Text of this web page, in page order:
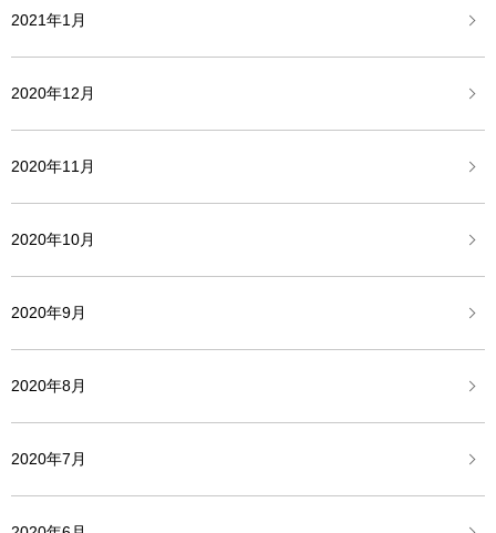
2021年1月
2020年12月
2020年11月
2020年10月
2020年9月
2020年8月
2020年7月